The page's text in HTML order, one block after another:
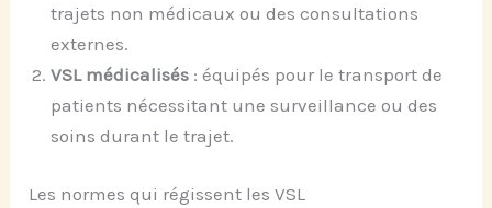
trajets non médicaux ou des consultations
externes.
VSL médicalisés : équipés pour le transport de
patients nécessitant une surveillance ou des
soins durant le trajet.
Les normes qui régissent les VSL